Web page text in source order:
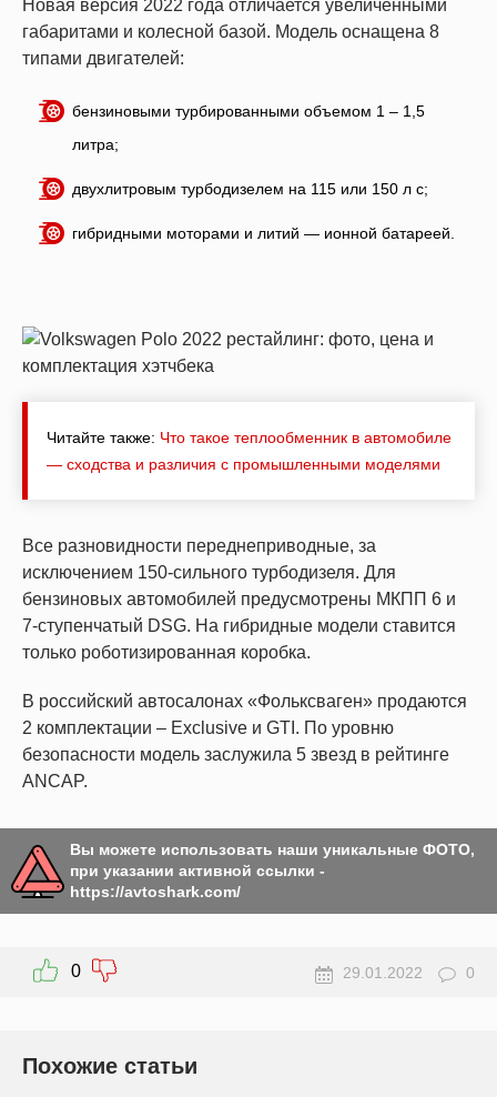
Новая версия 2022 года отличается увеличенными
габаритами и колесной базой. Модель оснащена 8
типами двигателей:
бензиновыми турбированными объемом 1 – 1,5
литра;
двухлитровым турбодизелем на 115 или 150 л с;
гибридными моторами и литий — ионной батареей.
Читайте также: Что такое теплообменник в автомобиле
— сходства и различия с промышленными моделями
Все разновидности переднеприводные, за
исключением 150-сильного турбодизеля. Для
бензиновых автомобилей предусмотрены МКПП 6 и
7-ступенчатый DSG. На гибридные модели ставится
только роботизированная коробка.
В российский автосалонах «Фольксваген» продаются
2 комплектации – Exclusive и GTI. По уровню
безопасности модель заслужила 5 звезд в рейтинге
ANCAP.
Вы можете использовать наши уникальные ФОТО,
при указании активной ссылки -
https://avtoshark.com/
0 29.01.2022 0
Похожие статьи